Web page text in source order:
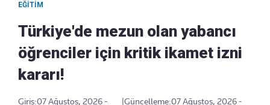
EĞITIM
Türkiye'de mezun olan yabancı
öğrenciler için kritik ikamet izni
kararı!
Giriş:07 Ağustos, 2026 -
Güncelleme:07 Ağustos, 2026 -